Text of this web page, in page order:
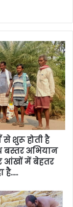
शुरू होती है
बस्तर अभियान
आंखों में बेहतर
है…..